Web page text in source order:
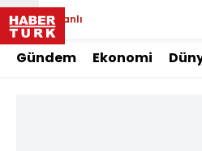
Canlı
Gündem Ekonomi